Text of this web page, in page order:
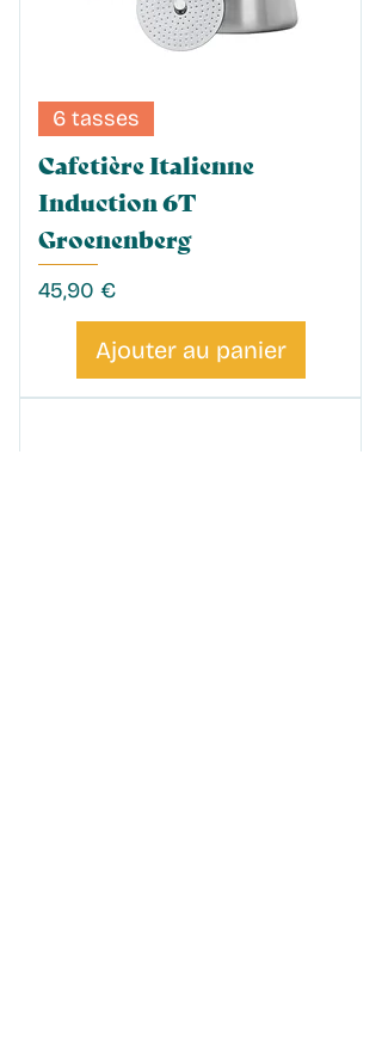
6 tasses
Cafetière Italienne
Induction 6T
Groenenberg
Prix
45,90 €
Ajouter au panier